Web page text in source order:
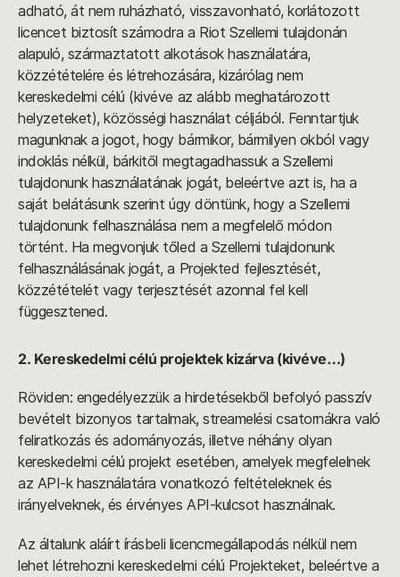
adható, át nem ruházható, visszavonható, korlátozott
licencet biztosít számodra a Riot Szellemi tulajdonán
alapuló, származtatott alkotások használatára,
közzétételére és létrehozására, kizárólag nem
kereskedelmi célú (kivéve az alább meghatározott
helyzeteket), közösségi használat céljából. Fenntartjuk
magunknak a jogot, hogy bármikor, bármilyen okból vagy
indoklás nélkül, bárkitől megtagadhassuk a Szellemi
tulajdonunk használatának jogát, beleértve azt is, ha a
saját belátásunk szerint úgy döntünk, hogy a Szellemi
tulajdonunk felhasználása nem a megfelelő módon
történt. Ha megvonjuk tőled a Szellemi tulajdonunk
felhasználásának jogát, a Projekted fejlesztését,
közzétételét vagy terjesztését azonnal fel kell
függesztened.
2. Kereskedelmi célú projektek kizárva (kivéve…)
Röviden: engedélyezzük a hirdetésekből befolyó passzív
bevételt bizonyos tartalmak, streamelési csatornákra való
feliratkozás és adományozás, illetve néhány olyan
kereskedelmi célú projekt esetében, amelyek megfelelnek
az API-k használatára vonatkozó feltételeknek és
irányelveknek, és érvényes API-kulcsot használnak.
Az általunk aláírt írásbeli licencmegállapodás nélkül nem
lehet létrehozni kereskedelmi célú Projekteket, beleértve a